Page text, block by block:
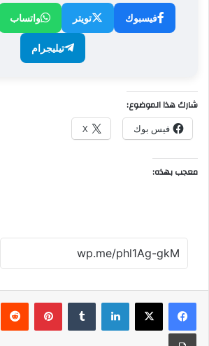
فيسبوك تويتر واتساب
تيليجرام
شارك هذا الموضوع:
فيس بوك X
معجب بهذه:
لينكدإن بينتيريست
طباعة